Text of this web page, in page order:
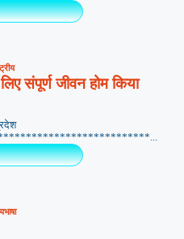
लिए संपूर्ण जीवन होम किया